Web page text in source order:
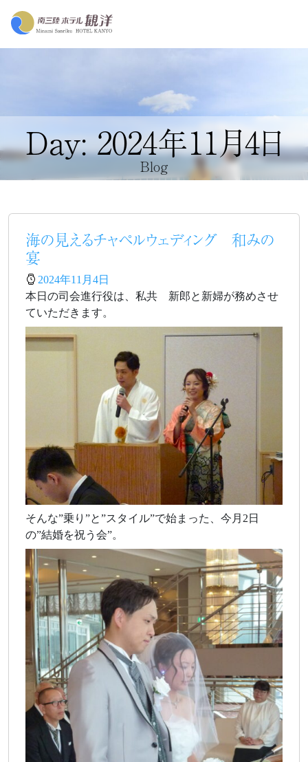
Day: 2024年11月4日
Blog
海の見えるチャペルウェディング 和みの
宴
2024年11月4日
本日の司会進行役は、私共 新郎と新婦が務めさせ
ていただきます。
そんな”乗り”と”スタイル”で始まった、今月2日
の”結婚を祝う会”。